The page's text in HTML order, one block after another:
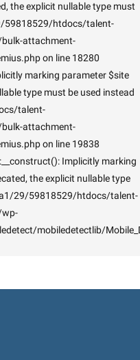
the explicit nullable type must
59818529/htdocs/talent-
attachment-
on line 18280
marking parameter $site
type must be used instead
talent-
attachment-
on line 19838
Implicitly marking
the explicit nullable type
29/59818529/htdocs/talent-
mobiledetectlib/